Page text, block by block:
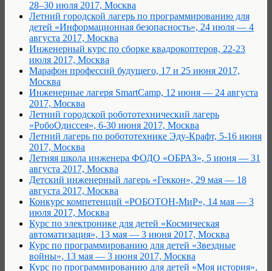
28–30 июля 2017, Москва
Летний городской лагерь по программированию для
детей «Информационная безопасность», 24 июля — 4
августа 2017, Москва
Инженерный курс по сборке квадрокоптеров, 22-23
июля 2017, Москва
Марафон профессий будущего, 17 и 25 июня 2017,
Москва
Инженерные лагеря SmartCamp, 12 июня — 24 августа
2017, Москва
Летний городской робототехнический лагерь
«РобоОдиссея», 6-30 июня 2017, Москва
Летний лагерь по робототехнике Эду-Крафт, 5-16 июня
2017, Москва
Летняя школа инженера ФОДО «ОБРАЗ», 5 июня — 31
августа 2017, Москва
Детский инженерный лагерь «Геккон», 29 мая — 18
августа 2017, Москва
Конкурс компетенций «РОБОТОН-МиР», 14 мая — 3
июля 2017, Москва
Курс по электронике для детей «Космическая
автоматизация», 13 мая — 3 июня 2017, Москва
Курс по программированию для детей «Звездные
войны», 13 мая — 3 июня 2017, Москва
Курс по программированию для детей «Моя история»,